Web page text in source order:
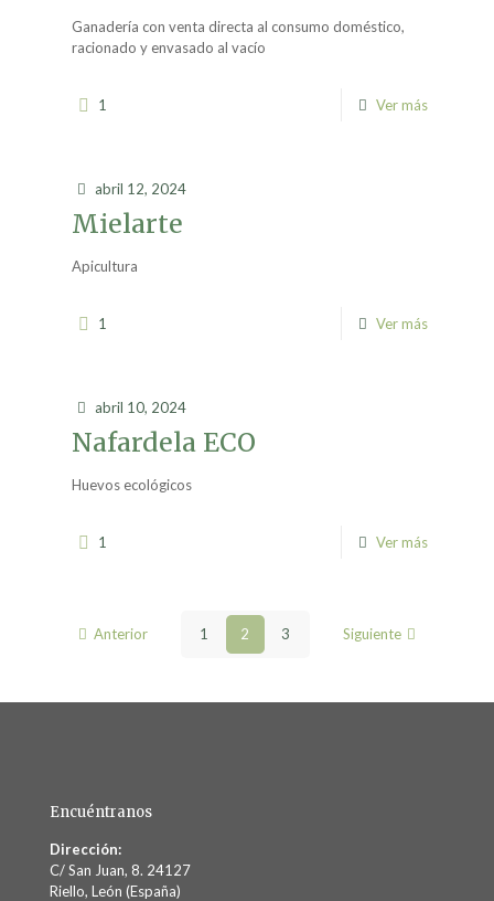
Ganadería con venta directa al consumo doméstico,
racionado y envasado al vacío
1 Ver más
abril 12, 2024
Mielarte
Apicultura
1 Ver más
abril 10, 2024
Nafardela ECO
Huevos ecológicos
1 Ver más
Anterior 1 2 3 Siguiente
Encuéntranos
Dirección:
C/ San Juan, 8. 24127
Riello, León (España)